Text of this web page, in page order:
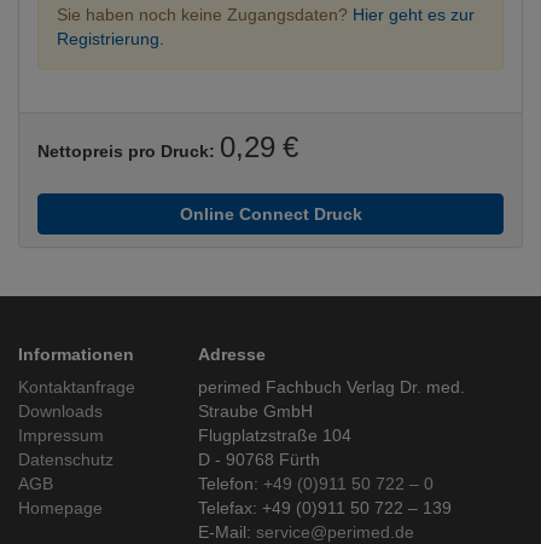
Sie haben noch keine Zugangsdaten? Hier geht es zur
Registrierung.
Nettopreis pro Druck: 0,29 €
Online Connect Druck
Informationen
Kontaktanfrage
Downloads
Impressum
Datenschutz
AGB
Homepage
Adresse
perimed Fachbuch Verlag Dr. med.
Straube GmbH
Flugplatzstraße 104
D - 90768 Fürth
Telefon:+49 (0)911 50 722 – 0
Telefax: +49 (0)911 50 722 – 139
E-Mail:service@perimed.de